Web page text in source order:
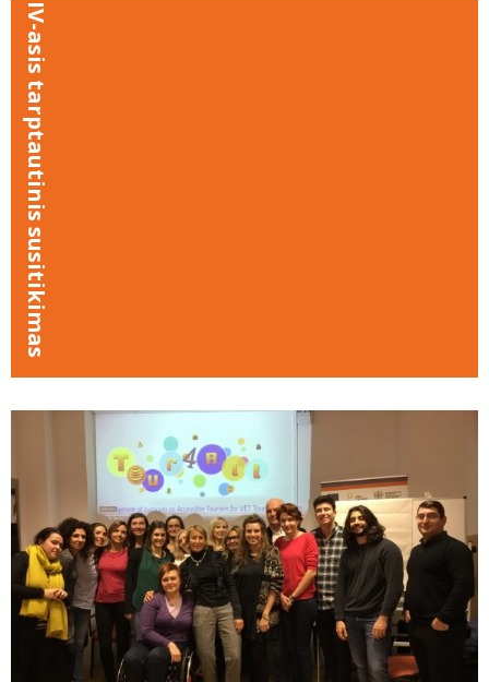
IV-asis tarptautinis susitikimas